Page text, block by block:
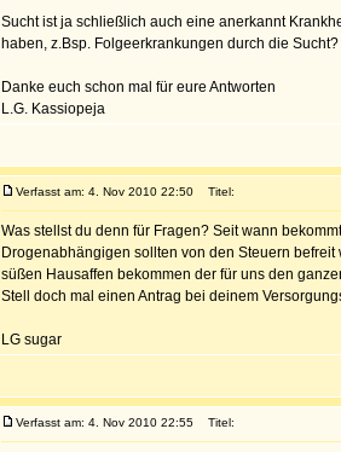
Sucht ist ja schließlich auch eine anerkannt
haben, z.Bsp. Folgeerkrankungen durch die Sucht?
Danke euch schon mal für eure Antworten
L.G. Kassiopeja
Verfasst am: 4. Nov 2010 22:50 Titel:
Was stellst du denn für Fragen? Seit wann
Drogenabhängigen sollten von den Steuern
süßen Hausaffen bekommen der für uns den
Stell doch mal einen Antrag bei deinem
LG sugar
Verfasst am: 4. Nov 2010 22:55 Titel: